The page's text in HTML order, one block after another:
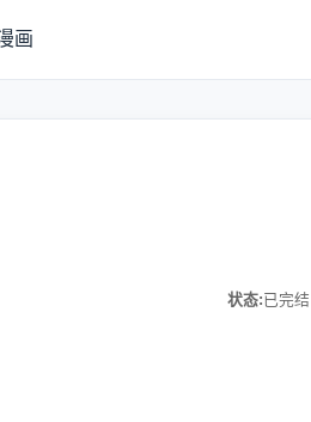
画
状态:已完结